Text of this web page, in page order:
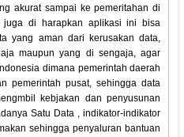
akurat sampai ke pemeritahan di
di harapkan aplikasi ini bisa
yang aman dari kerusakan data,
maupun yang di sengaja, agar
dimana pemerintah daerah
pemerintah pusat, sehingga data
kebjakan dan penyusunan
Satu Data , indikator-indikator
sehingga penyaluran bantuan